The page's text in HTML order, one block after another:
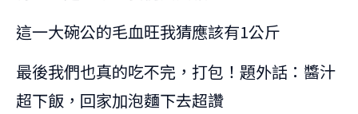
這一大碗公的毛血旺我猜應該有1公斤
最後我們也真的吃不完，打包！題外話：醬汁
超下飯，回家加泡麵下去超讚